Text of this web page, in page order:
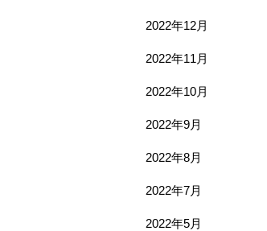
2022年12月
2022年11月
2022年10月
2022年9月
2022年8月
2022年7月
2022年5月